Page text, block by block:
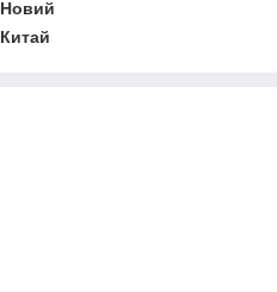
Новий
Китай